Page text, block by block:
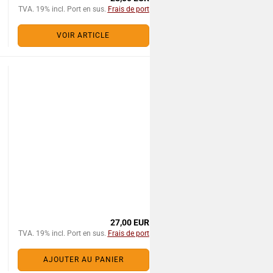
TVA. 19% incl. Port en sus. Frais de port
VOIR ARTICLE
27,00 EUR
TVA. 19% incl. Port en sus. Frais de port
AJOUTER AU PANIER